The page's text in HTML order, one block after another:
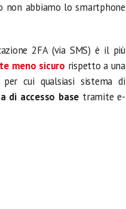
non abbiamo lo smartphone
2FA (via SMS) è il più
meno sicuro rispetto a una
cui qualsiasi sistema di
di accesso base tramite e-